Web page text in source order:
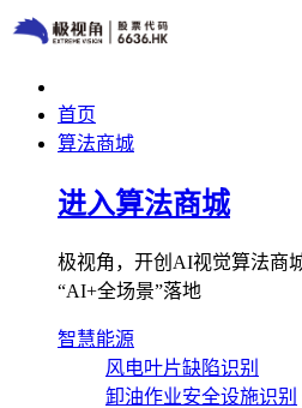
首页
算法商城
进入算法商城
极视角，开创AI视觉算法商
“AI+全场景”落地
智慧能源
风电叶片缺陷识别
卸油作业安全设施识别